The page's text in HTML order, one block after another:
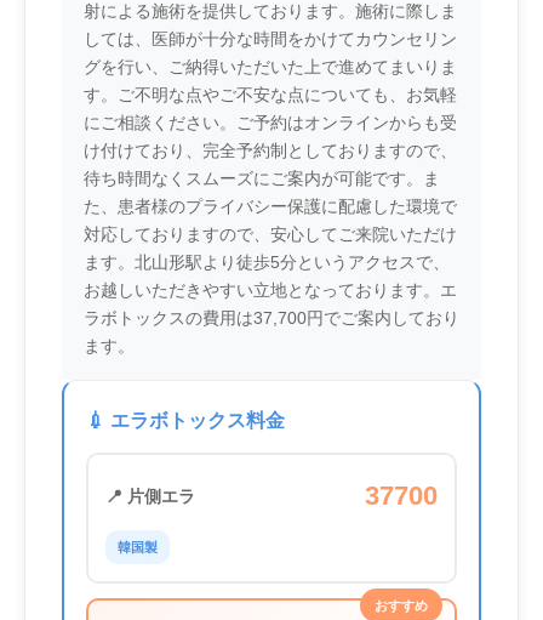
射による施術を提供しております。施術に際しま
しては、医師が十分な時間をかけてカウンセリン
グを行い、ご納得いただいた上で進めてまいりま
す。ご不明な点やご不安な点についても、お気軽
にご相談ください。ご予約はオンラインからも受
け付けており、完全予約制としておりますので、
待ち時間なくスムーズにご案内が可能です。ま
た、患者様のプライバシー保護に配慮した環境で
対応しておりますので、安心してご来院いただけ
ます。北山形駅より徒歩5分というアクセスで、
お越しいただきやすい立地となっております。エ
ラボトックスの費用は37,700円でご案内しており
ます。
💉 エラボトックス料金
📍 片側エラ 37700
韓国製
おすすめ